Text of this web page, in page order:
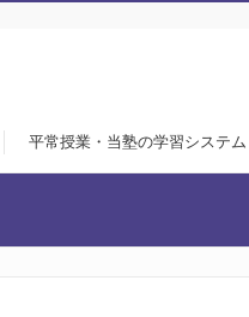
平常授業・当塾の学習システム